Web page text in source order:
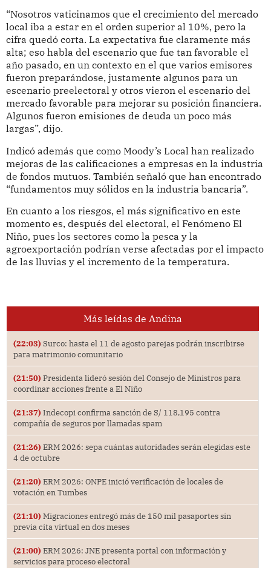
“Nosotros vaticinamos que el crecimiento del mercado
local iba a estar en el orden superior al 10%, pero la
cifra quedó corta. La expectativa fue claramente más
alta; eso habla del escenario que fue tan favorable el
año pasado, en un contexto en el que varios emisores
fueron preparándose, justamente algunos para un
escenario preelectoral y otros vieron el escenario del
mercado favorable para mejorar su posición financiera.
Algunos fueron emisiones de deuda un poco más
largas”, dijo.
Indicó además que como Moody’s Local han realizado
mejoras de las calificaciones a empresas en la industria
de fondos mutuos. También señaló que han encontrado
“fundamentos muy sólidos en la industria bancaria”.
En cuanto a los riesgos, el más significativo en este
momento es, después del electoral, el Fenómeno El
Niño, pues los sectores como la pesca y la
agroexportación podrían verse afectadas por el impacto
de las lluvias y el incremento de la temperatura.
Más leídas de Andina
(22:03) Surco: hasta el 11 de agosto parejas podrán inscribirse
para matrimonio comunitario
(21:50) Presidenta lideró sesión del Consejo de Ministros para
coordinar acciones frente a El Niño
(21:37) Indecopi confirma sanción de S/ 118,195 contra
compañía de seguros por llamadas spam
(21:26) ERM 2026: sepa cuántas autoridades serán elegidas este
4 de octubre
(21:20) ERM 2026: ONPE inició verificación de locales de
votación en Tumbes
(21:10) Migraciones entregó más de 150 mil pasaportes sin
previa cita virtual en dos meses
(21:00) ERM 2026: JNE presenta portal con información y
servicios para proceso electoral